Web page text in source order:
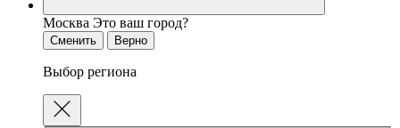
Москва Это ваш город?
Сменить Верно
Выбор региона